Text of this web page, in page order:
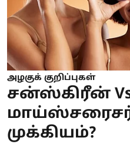
அழகுக் குறிப்புகள்
சன்ஸ்கிரீன்
முக்கியம்?